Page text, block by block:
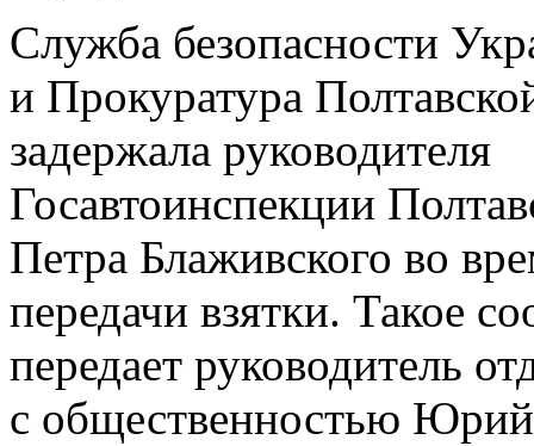
Служба безопасности
и Прокуратура
задержала руководителя
Госавтоинспекции
Петра Блаживского во
передачи взятки. Такое
передает руководитель
с общественностью